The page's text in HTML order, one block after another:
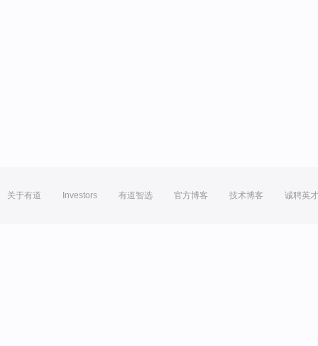
关于有道 Investors 有道智选 官方博客 技术博客 诚聘英才